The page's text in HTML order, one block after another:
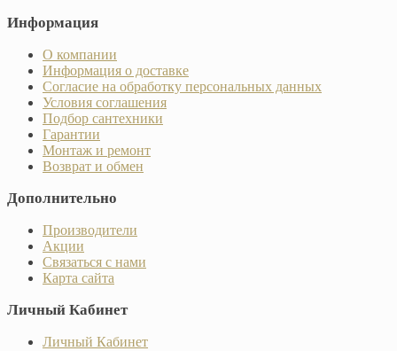
Информация
О компании
Информация о доставке
Согласие на обработку персональных данных
Условия соглашения
Подбор сантехники
Гарантии
Монтаж и ремонт
Возврат и обмен
Дополнительно
Производители
Акции
Связаться с нами
Карта сайта
Личный Кабинет
Личный Кабинет